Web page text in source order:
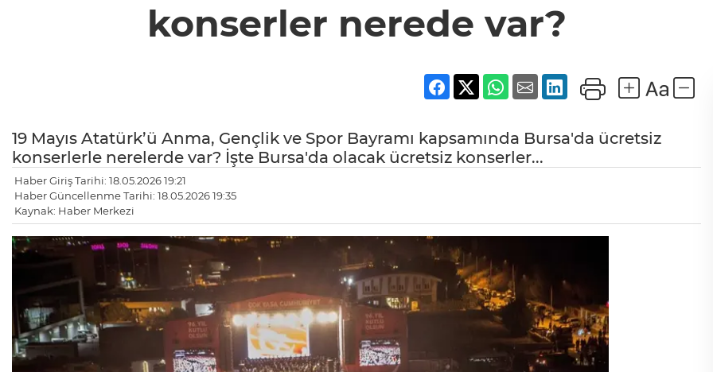
konserler nerede var?
19 Mayıs Atatürk’ü Anma, Gençlik ve Spor Bayramı kapsamında Bursa'da ücretsiz
konserlerle nerelerde var? İşte Bursa'da olacak ücretsiz konserler...
Haber Giriş Tarihi: 18.05.2026 19:21
Haber Güncellenme Tarihi: 18.05.2026 19:35
Kaynak: Haber Merkezi